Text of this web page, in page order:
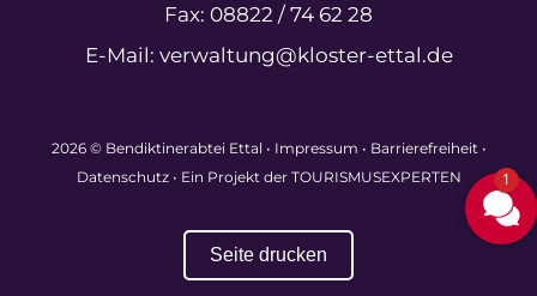
Fax: 08822 / 74 62 28
E-Mail: verwaltung@kloster-ettal.de
2026 © Bendiktinerabtei Ettal • Impressum • Barrierefreiheit •
Datenschutz• Ein Projekt der TOURISMUSEXPERTEN
Seite drucken
1